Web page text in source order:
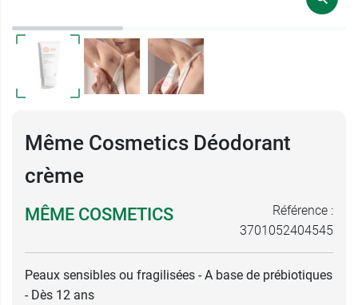
Même Cosmetics Déodorant
crème
MÊME COSMETICS
Référence :
3701052404545
Peaux sensibles ou fragilisées - A base de prébiotiques
- Dès 12 ans